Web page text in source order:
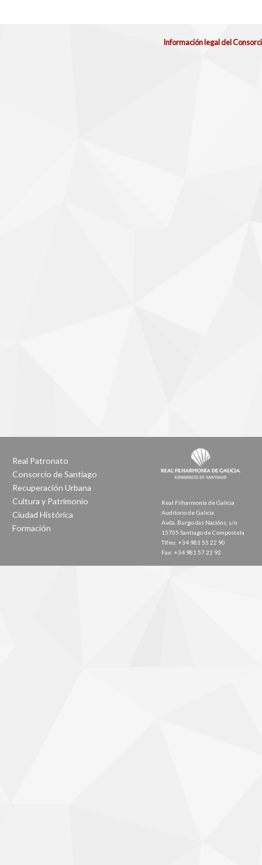
Información legal del
Real Patronato
Consorcio de Santiago
Recuperación Urbana
Cultura y Patrimonio
Ciudad Histórica
Formación
Real Filharmonía de Galicia
Auditorio de Galicia
Avda. Burgo das Nacións, s/n
15705 Santiago de Compostela
Tlfno: +34 981 55 22 90
Fax: +34 981 57 22 92